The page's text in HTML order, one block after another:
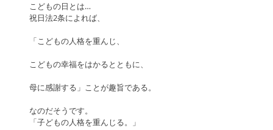
こどもの日とは…
祝日法2条によれば、
「こどもの人格を重んじ、
こどもの幸福をはかるとともに、
母に感謝する」ことが趣旨である。
なのだそうです。
「子どもの人格を重んじる。」